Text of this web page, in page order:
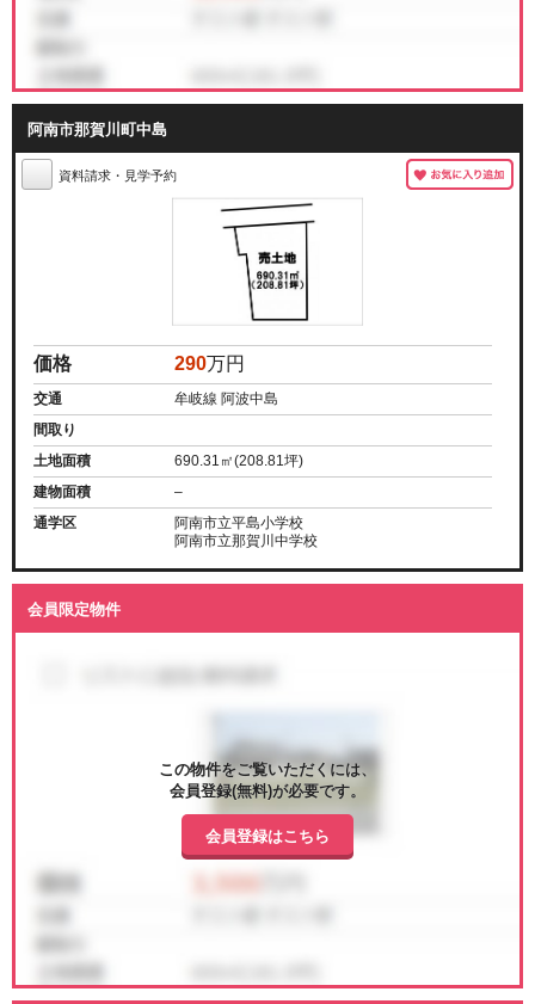
阿南市那賀川町中島
資料請求・見学予約
価格 290万円
交通
牟岐線 阿波中島
間取り
土地面積
690.31㎡(208.81坪)
建物面積
–
通学区
阿南市立平島小学校
阿南市立那賀川中学校
会員限定物件
この物件をご覧いただくには、
会員登録(無料)が必要です。
会員登録はこちら